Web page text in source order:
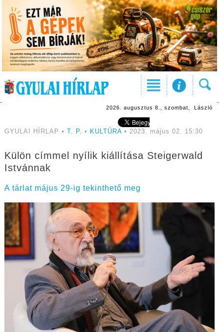
2026. augusztus 8., szombat, László
GYULAI HÍRLAP • T. P. • KULTÚRA• 2023. május 02. 15:30
Külön címmel nyílik kiállítása Steigerwald
Istvánnak
A tárlat május 29-ig tekinthető meg